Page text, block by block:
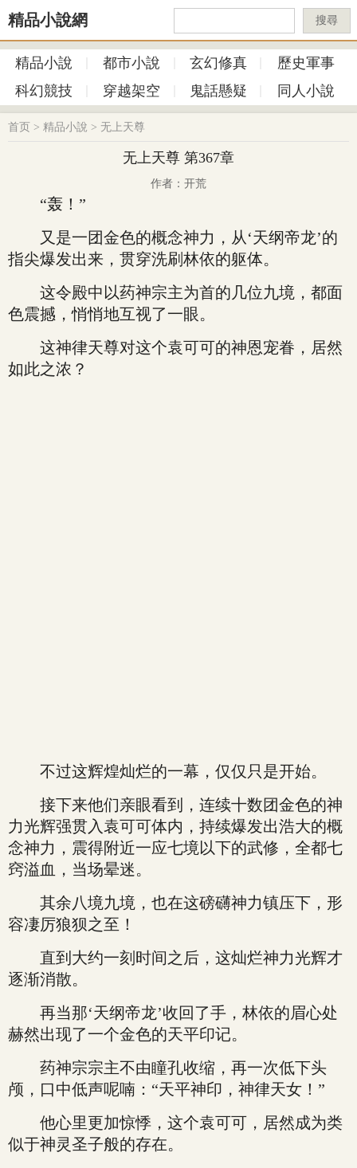
精品小說網 搜尋
精品小說 都市小說 玄幻修真
歷史軍事
科幻競技
穿越架空 鬼話懸疑 同人小說
首页 > 精品小說 > 无上天尊
无上天尊 第367章
作者：开荒
“轰！”
又是一团金色的概念神力，从‘天纲帝龙’的
指尖爆发出来，贯穿洗刷林依的躯体。
这令殿中以药神宗主为首的几位九境，都面
色震撼，悄悄地互视了一眼。
这神律天尊对这个袁可可的神恩宠眷，居然
如此之浓？
不过这辉煌灿烂的一幕，仅仅只是开始。
接下来他们亲眼看到，连续十数团金色的神
力光辉强贯入袁可可体内，持续爆发出浩大的概
念神力，震得附近一应七境以下的武修，全都七
窍溢血，当场晕迷。
其余八境九境，也在这磅礴神力镇压下，形
容凄厉狼狈之至！
直到大约一刻时间之后，这灿烂神力光辉才
逐渐消散。
再当那‘天纲帝龙’收回了手，林依的眉心处
赫然出现了一个金色的天平印记。
药神宗宗主不由瞳孔收缩，再一次低下头
颅，口中低声呢喃：“天平神印，神律天女！”
他心里更加惊悸，这个袁可可，居然成为类
似于神灵圣子般的存在。